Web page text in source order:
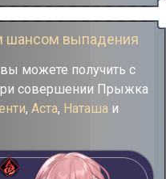
выпадения
можете получить с
совершении Прыжка
, Аста, Наташа и